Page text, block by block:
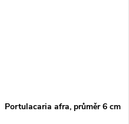
Portulacaria afra, průměr 6 cm